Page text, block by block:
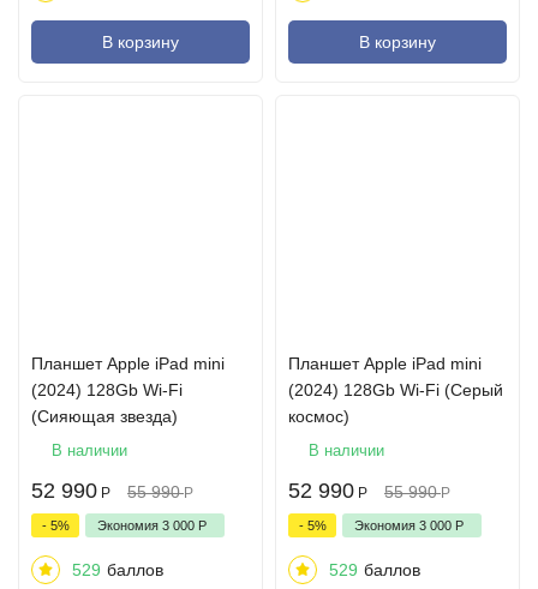
В корзину В корзину
Планшет Apple iPad mini
(2024) 128Gb Wi-Fi
(Сияющая звезда)
В наличии
52 990 Р 55 990 Р
- 5% Экономия 3 000 Р
529 баллов
Планшет Apple iPad mini
(2024) 128Gb Wi-Fi (Серый
космос)
В наличии
52 990 Р 55 990 Р
- 5% Экономия 3 000 Р
529 баллов